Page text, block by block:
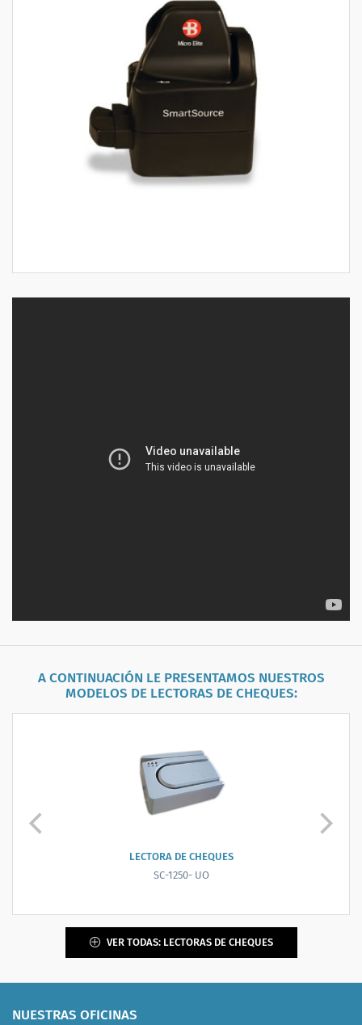
A CONTINUACIÓN LE PRESENTAMOS NUESTROS
MODELOS DE LECTORAS DE CHEQUES:
LECTORA, SCANNER, ENDOSADORA DE CHEQUES ...
CHEXPRESS CX30
VER TODAS: LECTORAS DE CHEQUES
NUESTRAS OFICINAS